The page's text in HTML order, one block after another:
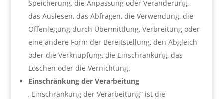
Speicherung, die Anpassung oder Veränderung,
das Auslesen, das Abfragen, die Verwendung, die
Offenlegung durch Übermittlung, Verbreitung oder
eine andere Form der Bereitstellung, den Abgleich
oder die Verknüpfung, die Einschränkung, das
Löschen oder die Vernichtung.
Einschränkung der Verarbeitung
„Einschränkung der Verarbeitung“ ist die